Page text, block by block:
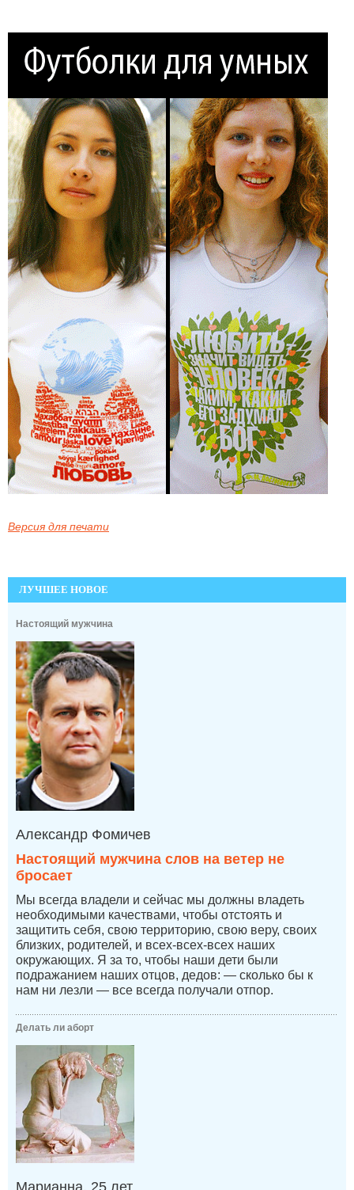
Версия для печати
ЛУЧШЕЕ НОВОЕ
Настоящий мужчина
Александр Фомичев
Настоящий мужчина слов на ветер не
бросает
Мы всегда владели и сейчас мы должны владеть
необходимыми качествами, чтобы отстоять и
защитить себя, свою территорию, свою веру, своих
близких, родителей, и всех-всех-всех наших
окружающих. Я за то, чтобы наши дети были
подражанием наших отцов, дедов: — сколько бы к
нам ни лезли — все всегда получали отпор.
Делать ли аборт
Марианна, 25 лет